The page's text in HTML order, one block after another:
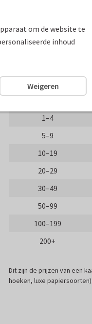
Formaten en
Aantal
1–4
5–9
10–19
20–29
30–49
50–99
100–199
200+
Dit zijn de prijzen van een
hoeken, luxe
om de website te
inhoud
Weigeren